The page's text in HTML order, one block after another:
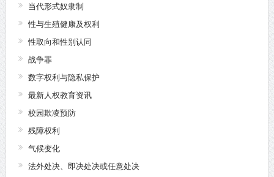
当代形式奴隶制
性与生殖健康及权利
性取向和性别认同
战争罪
数字权利与隐私保护
最新人权教育资讯
校园欺凌预防
残障权利
气候变化
法外处决、即决处决或任意处决